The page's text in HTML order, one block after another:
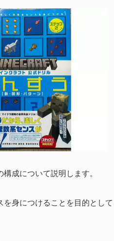
成について説明します。
身につけることを目的とし